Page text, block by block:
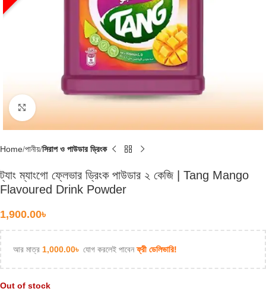
Click to enlarge
Home পানীয় সিরাপ ও পাউডার ড্রিংক
ট্যাং ম্যাংগো ফ্লেভার ড্রিংক পাউডার ২ কেজি | Tang Mango
Flavoured Drink Powder
1,900.00৳
আর মাত্র 1,000.00৳ যোগ করলেই পাবেনফ্রী ডেলিভারি!
Out of stock